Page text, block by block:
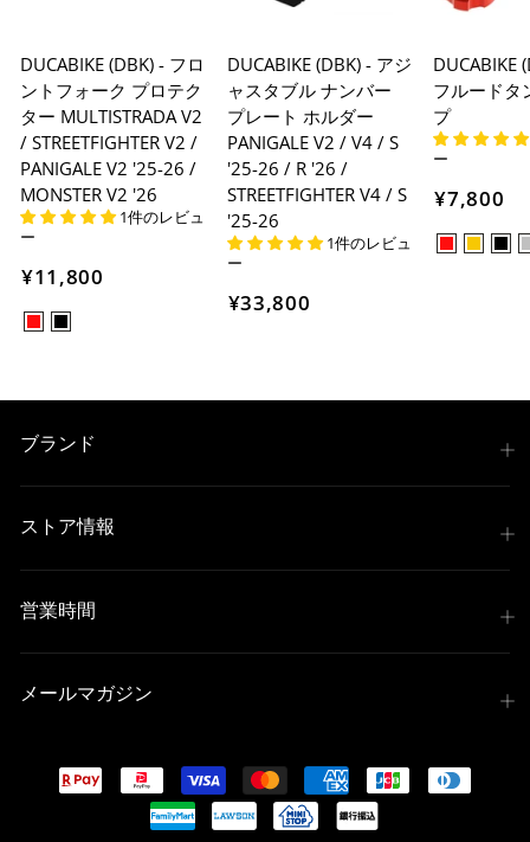
DUCABIKE (DBK) - フロ
ントフォーク プロテク
ター MULTISTRADA V2
/ STREETFIGHTER V2 /
PANIGALE V2 '25-26 /
MONSTER V2 '26
1件のレビュ
ー
¥11,800
DUCABIKE (DBK) - アジ
ャスタブル ナンバー
プレート ホルダー
PANIGALE V2 / V4 / S
'25-26 / R '26 /
STREETFIGHTER V4 / S
'25-26
1件のレビュ
ー
¥33,800
DUCABIKE
フルードタ
プ
ー
¥7,800
ブランド
ストア情報
営業時間
メールマガジン